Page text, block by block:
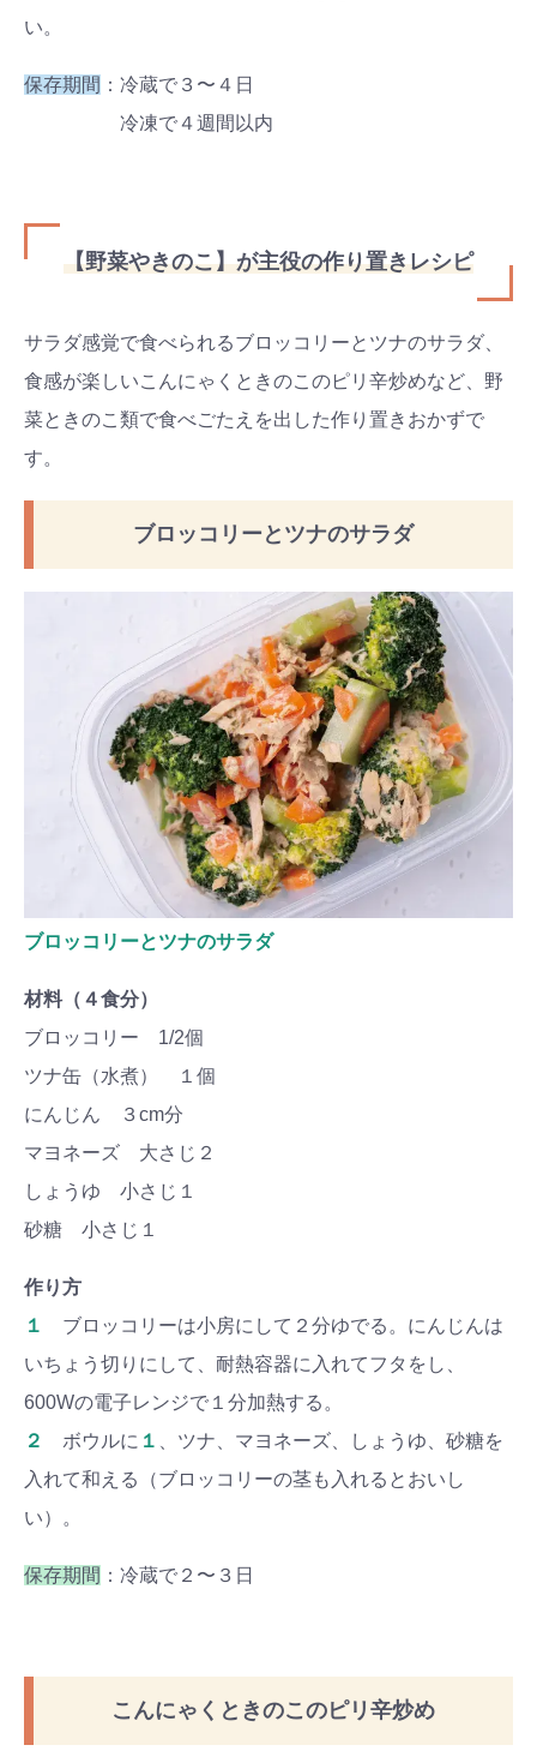
い。
保存期間 ：冷蔵で３〜４日
冷凍で４週間以内
【野菜やきのこ】が主役の作り置きレシピ
サラダ感覚で食べられるブロッコリーとツナのサラダ、
食感が楽しいこんにゃくときのこのピリ辛炒めなど、野
菜ときのこ類で食べごたえを出した作り置きおかずで
す。
ブロッコリーとツナのサラダ
ブロッコリーとツナのサラダ
材料（４食分）
ブロッコリー 1/2個
ツナ缶（水煮） １個
にんじん ３cm分
マヨネーズ 大さじ２
しょうゆ 小さじ１
砂糖 小さじ１
作り方
１
ブロッコリーは小房にして２分ゆでる。にんじんは
いちょう切りにして、耐熱容器に入れてフタをし、
600Wの電子レンジで１分加熱する。
２
ボウルに １
、ツナ、マヨネーズ、しょうゆ、砂糖を
入れて和える（ブロッコリーの茎も入れるとおいし
い）。
保存期間 ：冷蔵で２〜３日
こんにゃくときのこのピリ辛炒め